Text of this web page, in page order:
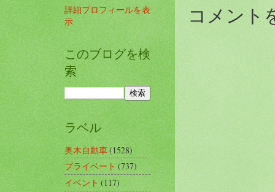
コメント
詳細プロフィールを表
示
このブログを検
索
ラベル
奥木自動車(1528)
プライベート(737)
イベント(117)